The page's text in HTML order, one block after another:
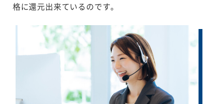
格に還元出来ているのです。